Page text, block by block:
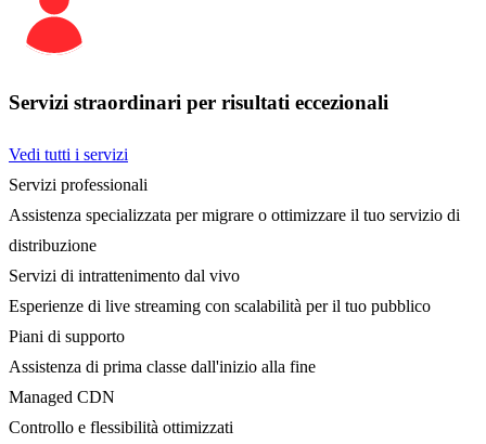
Servizi straordinari per risultati eccezionali
Vedi tutti i servizi
Servizi professionali
Assistenza specializzata per migrare o ottimizzare il tuo servizio di
distribuzione
Servizi di intrattenimento dal vivo
Esperienze di live streaming con scalabilità per il tuo pubblico
Piani di supporto
Assistenza di prima classe dall'inizio alla fine
Managed CDN
Controllo e flessibilità ottimizzati